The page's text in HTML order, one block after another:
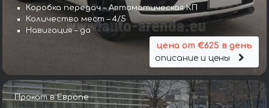
Коробка передач – Автоматическая КП
Количество мест – 4/5
Навигация – да
цена от €625 в день
описание и цены
Прокат в Европе